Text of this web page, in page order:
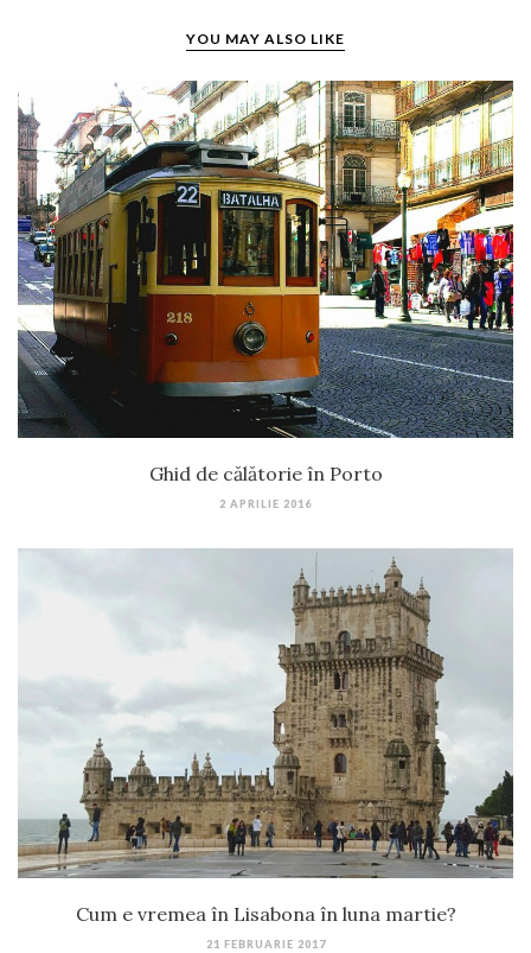
YOU MAY ALSO LIKE
Ghid de călătorie în Porto
2 APRILIE 2016
Cum e vremea în Lisabona în luna martie?
21 FEBRUARIE 2017